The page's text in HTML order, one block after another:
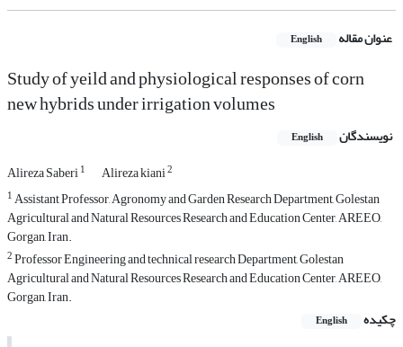
عنوان مقاله English
Study of yeild and physiological responses of corn
new hybrids under irrigation volumes
نویسندگان English
Alireza Saberi1 Alireza kiani2
1Assistant Professor, Agronomy and Garden Research Department, Golestan
Agricultural and Natural Resources Research and Education Center, AREEO,
Gorgan, Iran.
2Professor Engineering and technical research Department, Golestan
Agricultural and Natural Resources Research and Education Center, AREEO,
Gorgan, Iran.
چکیده
English